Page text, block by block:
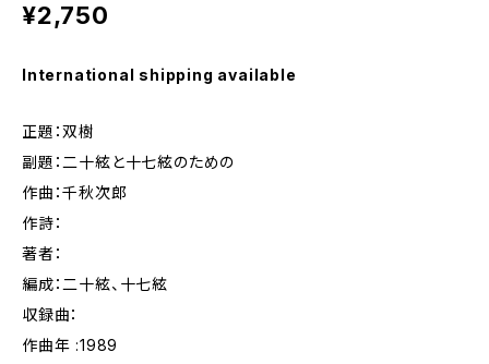
¥2,750
International shipping available
正題：双樹
副題：二十絃と十七絃のための
作曲：千秋次郎
作詩：
著者：
編成：二十絃、十七絃
収録曲：
作曲年 :1989